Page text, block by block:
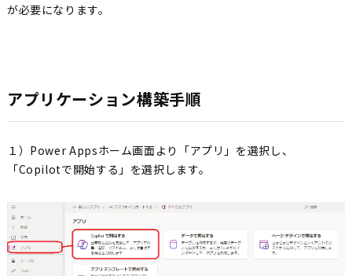
が必要になります。
アプリケーション構築手順
１）Power Appsホーム画面より「アプリ」を選択し、
「Copilotで開始する」を選択します。